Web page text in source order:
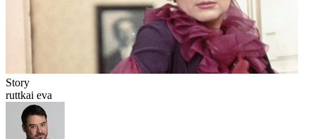
Story
ruttkai eva